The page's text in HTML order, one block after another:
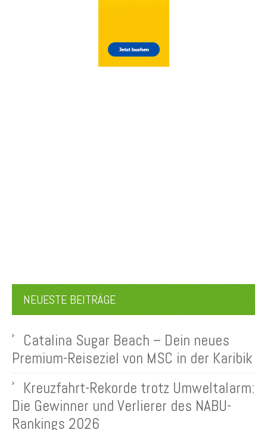
NEUESTE BEITRÄGE
Catalina Sugar Beach – Dein neues
Premium-Reiseziel von MSC in der Karibik
Kreuzfahrt-Rekorde trotz Umweltalarm:
Die Gewinner und Verlierer des NABU-
Rankings 2026